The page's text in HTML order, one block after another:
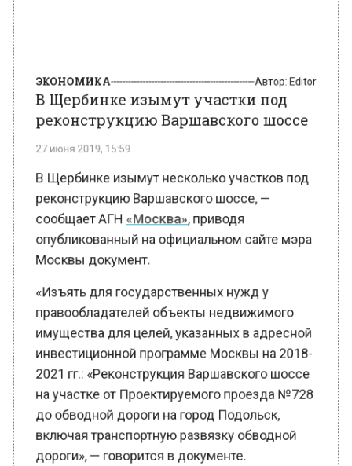
реконструкцию Варшавского шоссе
27 июня 2019, 15:59
В Щербинке изымут несколько участков под
реконструкцию Варшавского шоссе, —
сообщает АГН«Москва», приводя
опубликованный на официальном сайте мэра
Москвы документ.
«Изъять для государственных нужд у
правообладателей объекты недвижимого
имущества для целей, указанных в адресной
инвестиционной программе Москвы на 2018-
2021 гг.: «Реконструкция Варшавского шоссе
на участке от Проектируемого проезда №728
до обводной дороги на город Подольск,
включая транспортную развязку обводной
дороги», — говорится в документе.